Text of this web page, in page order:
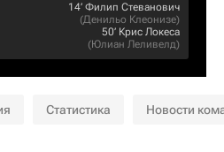
14‎’‎ Филип Стеванович
(Денильо Клеонизе)
50‎’‎ Крис Локеса
(Юлиан Леливелд)
Статистика Новости